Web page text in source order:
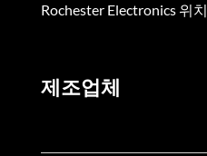
Rochester Electronics 위치
제조업체